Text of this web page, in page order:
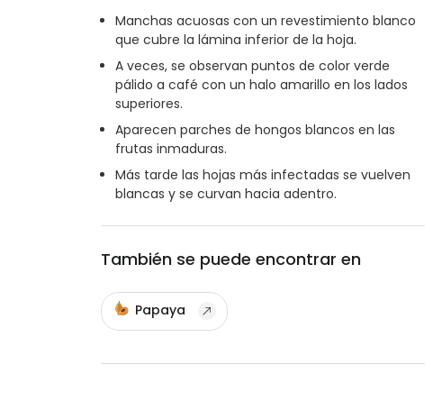
Manchas acuosas con un revestimiento blanco
que cubre la lámina inferior de la hoja.
A veces, se observan puntos de color verde
pálido a café con un halo amarillo en los lados
superiores.
Aparecen parches de hongos blancos en las
frutas inmaduras.
Más tarde las hojas más infectadas se vuelven
blancas y se curvan hacia adentro.
También se puede encontrar en
Papaya